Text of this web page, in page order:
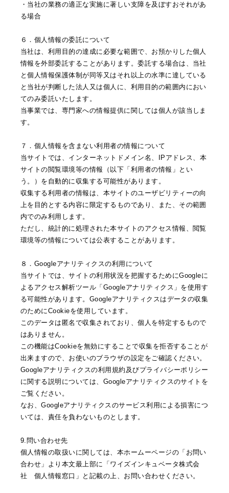
・当社の業務の適正な実施に著しい支障を及ぼすおそれがあ
る場合
６．個人情報の委託について
当社は、利用目的の達成に必要な範囲で、お預かりした個人
情報を外部委託することがあります。委託する場合は、当社
と個人情報保護体制が同等又はそれ以上の水準に達している
と当社が判断した法人又は個人に、利用目的の範囲内におい
てのみ委託いたします。
当事業では、専門家への情報提供に関しては個人が該当しま
す。
７．個人情報を含まない利用者の情報について
当サイトでは、インターネットドメイン名、IPアドレス、本
サイトの閲覧環境等の情報（以下「利用者の情報」とい
う。）を自動的に収集する可能性があります。
収集する利用者の情報は、本サイトのユーザビリティーの向
上を目的とする内容に限定するものであり、また、その範囲
内でのみ利用します。
ただし、統計的に処理された本サイトのアクセス情報、閲覧
環境等の情報については公表することがあります。
８．Googleアナリティクスの利用について
当サイトでは、サイトの利用状況を把握するためにGoogleに
よるアクセス解析ツール「Googleアナリティクス」を使用す
る可能性があります。Googleアナリティクスはデータの収集
のためにCookieを使用しています。
このデータは匿名で収集されており、個人を特定するもので
はありません。
この機能はCookieを無効にすることで収集を拒否することが
出来ますので、お使いのブラウザの設定をご確認ください。
Googleアナリティクスの利用規約及びプライバシーポリシー
に関する説明については、Googleアナリティクスのサイトを
ご覧ください。
なお、Googleアナリティクスのサービス利用による損害につ
いては、責任を負わないものとします。
9.問い合わせ先
個人情報の取扱いに関しては、本ホームーページの「お問い
合わせ」より本文最上部に「ワイズインキュベータ株式会
社 個人情報窓口」と記載の上、お問い合わせください。